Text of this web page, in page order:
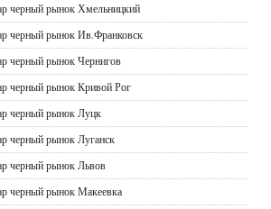
черный рынок Хмельницкий
черный рынок Ив.Франковск
черный рынок Чернигов
черный рынок Кривой Рог
черный рынок Луцк
черный рынок Луганск
черный рынок Львов
черный рынок Макеевка